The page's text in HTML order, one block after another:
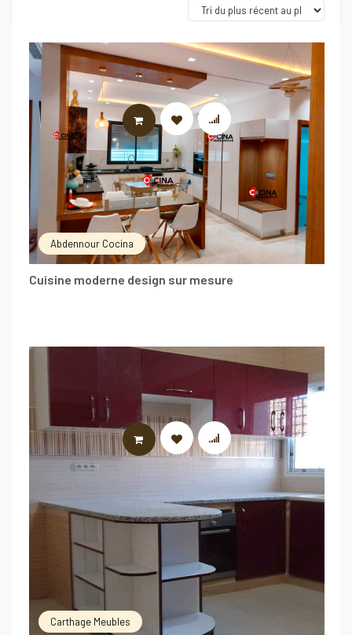
Abdennour Cocina
Cuisine moderne design sur mesure
LIRE LA SUITE
Carthage Meubles
LIRE LA SUITE